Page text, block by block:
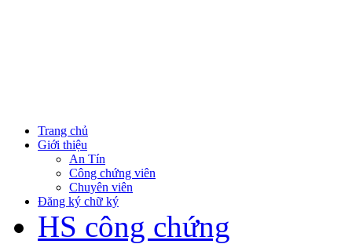
Trang chủ
Giới thiệu
An Tín
Công chứng viên
Chuyên viên
Đăng ký chữ ký
HS công chứng